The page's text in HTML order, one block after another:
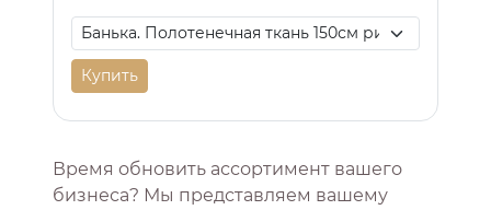
Купить
Время обновить ассортимент вашего
бизнеса? Мы представляем вашему